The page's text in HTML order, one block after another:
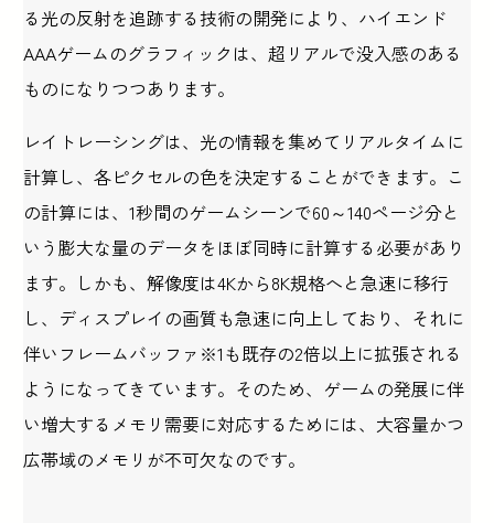
る光の反射を追跡する技術の開発により、ハイエンド
AAAゲームのグラフィックは、超リアルで没入感のある
ものになりつつあります。
レイトレーシングは、光の情報を集めてリアルタイムに
計算し、各ピクセルの色を決定することができます。こ
の計算には、1秒間のゲームシーンで60～140ページ分と
いう膨大な量のデータをほぼ同時に計算する必要があり
ます。しかも、解像度は4Kから8K規格へと急速に移行
し、ディスプレイの画質も急速に向上しており、それに
伴いフレームバッファ※1も既存の2倍以上に拡張される
ようになってきています。そのため、ゲームの発展に伴
い増大するメモリ需要に対応するためには、大容量かつ
広帯域のメモリが不可欠なのです。